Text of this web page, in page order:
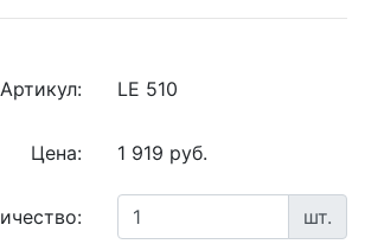
Артикул: LE 510
Цена: 1 919 руб.
шт.